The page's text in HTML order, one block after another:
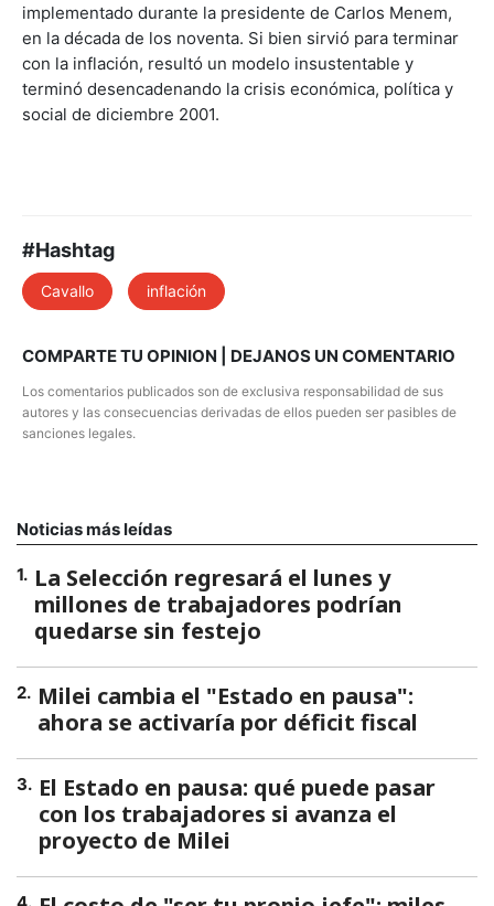
implementado durante la presidente de Carlos Menem,
en la década de los noventa. Si bien sirvió para terminar
con la inflación, resultó un modelo insustentable y
terminó desencadenando la crisis económica, política y
social de diciembre 2001.
#Hashtag
Cavallo inflación
COMPARTE TU OPINION | DEJANOS UN COMENTARIO
Los comentarios publicados son de exclusiva responsabilidad de sus
autores y las consecuencias derivadas de ellos pueden ser pasibles de
sanciones legales.
Noticias más leídas
1. La Selección regresará el lunes y
millones de trabajadores podrían
quedarse sin festejo
2. Milei cambia el "Estado en pausa":
ahora se activaría por déficit fiscal
3. El Estado en pausa: qué puede pasar
con los trabajadores si avanza el
proyecto de Milei